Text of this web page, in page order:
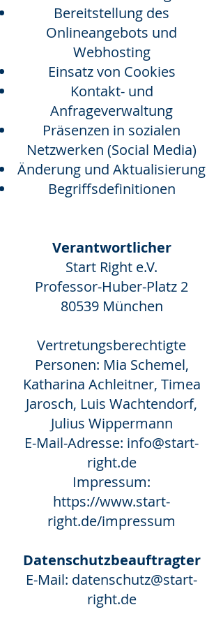
Bereitstellung des
Onlineangebots und
Webhosting
Einsatz von Cookies
Kontakt- und
Anfrageverwaltung
Präsenzen in sozialen
Netzwerken (Social Media)
Änderung und Aktualisierung
Begriffsdefinitionen
Verantwortlicher
Start Right e.V.
Professor-Huber-Platz 2
80539 München
Vertretungsberechtigte
Personen: Mia Schemel,
Katharina Achleitner, Timea
Jarosch, Luis Wachtendorf,
Julius Wippermann
E-Mail-Adresse: info@start-
right.de
Impressum:
https://www.start-
right.de/impressum
Datenschutzbeauftragter
E-Mail: datenschutz@start-
right.de